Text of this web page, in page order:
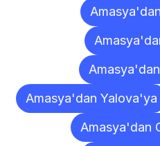
Amasya'dan Yalova'ya
Amasya'dan